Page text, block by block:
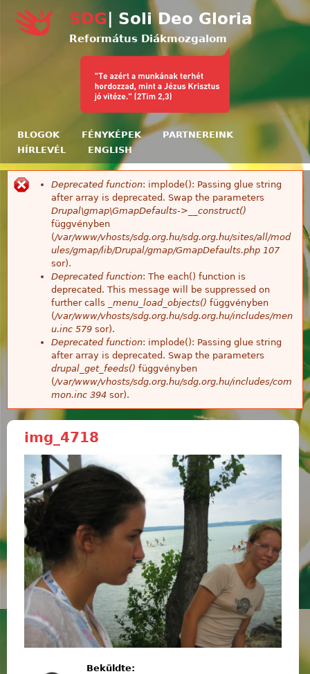
Ugrás a tartalomra
SDG | Soli Deo Gloria
Református Diákmozgalom
BLOGOK FÉNYKÉPEK
PARTNEREINK
HÍRLEVÉL
ENGLISH
Hibaüzenet
Deprecated function: implode(): Passing glue string
after array is deprecated. Swap the parameters
Drupal\gmap\GmapDefaults->__construct()
függvényben
(/var/www/vhosts/sdg.org.hu/sdg.org.hu/sites/all/mod
ules/gmap/lib/Drupal/gmap/GmapDefaults.php 107
sor).
Deprecated function: The each() function is
deprecated. This message will be suppressed on
further calls
_menu_load_objects() függvényben
(/var/www/vhosts/sdg.org.hu/sdg.org.hu/includes/men
u.inc 579 sor).
Deprecated function: implode(): Passing glue string
after array is deprecated. Swap the parameters
drupal_get_feeds() függvényben
(/var/www/vhosts/sdg.org.hu/sdg.org.hu/includes/com
mon.inc 394 sor).
img_4718
Beküldte: